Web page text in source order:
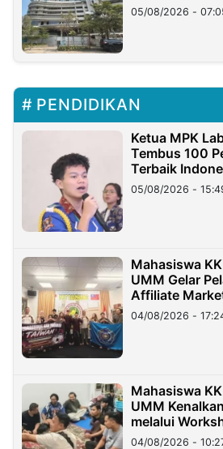
05/08/2026 -
PENDIDIKAN
Ketua MPK
Tembus 100
Terbaik
05/08/2026 -
Mahasiswa
UMM Gelar
Affiliate
Migran
04/08/2026 -
Mahasiswa
UMM
melalui
di Taiwan
04/08/2026 -